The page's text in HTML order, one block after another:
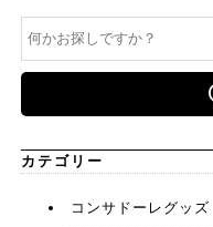
カテゴリー
コンサドーレグッズ